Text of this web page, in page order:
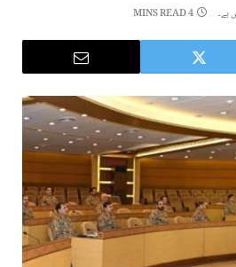
ہے۔ 4 MINS READ